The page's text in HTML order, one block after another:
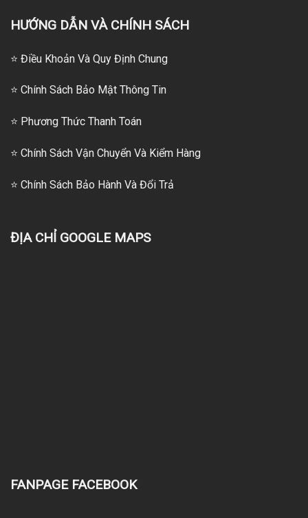
HƯỚNG DẪN VÀ CHÍNH SÁCH
⭐ Điều Khoản Và Quy Định Chung
⭐ Chính Sách Bảo Mật Thông Tin
⭐ Phương Thức Thanh Toán
⭐ Chính Sách Vận Chuyển Và Kiểm Hàng
⭐ Chính Sách Bảo Hành Và Đổi Trả
ĐỊA CHỈ GOOGLE MAPS
FANPAGE FACEBOOK